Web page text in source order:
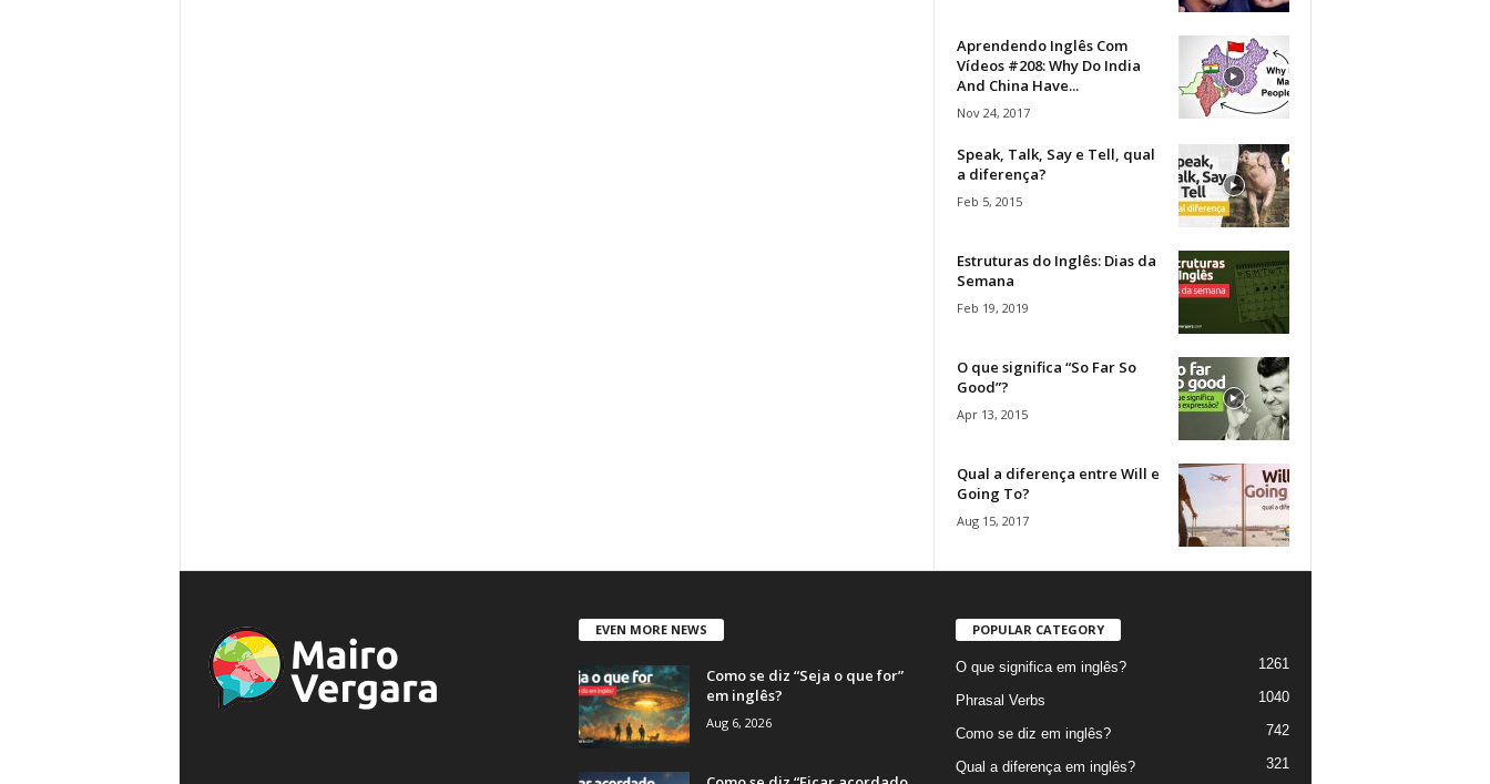
Aprendendo Inglês Com
Vídeos #208: Why Do India
And China Have...
Nov 24, 2017
Speak, Talk, Say e Tell, qual
a diferença?
Feb 5, 2015
Estruturas do Inglês: Dias da
Semana
Feb 19, 2019
O que significa “So Far So
Good”?
Apr 13, 2015
Qual a diferença entre Will e
Going To?
Aug 15, 2017
EVEN MORE NEWS
Como se diz “Seja o que for”
em inglês?
Aug 6, 2026
POPULAR CATEGORY
O que significa em inglês? 1261
Phrasal Verbs 1040
Como se diz em inglês? 742
Qual a diferença em inglês? 321